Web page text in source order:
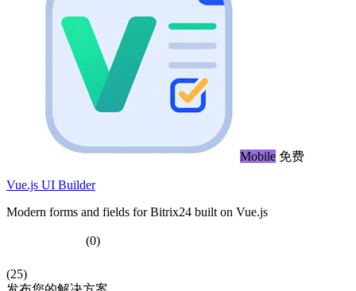
Mobile 免费
Vue.js UI Builder
Modern forms and fields for Bitrix24 built on Vue.js
(0)
(25)